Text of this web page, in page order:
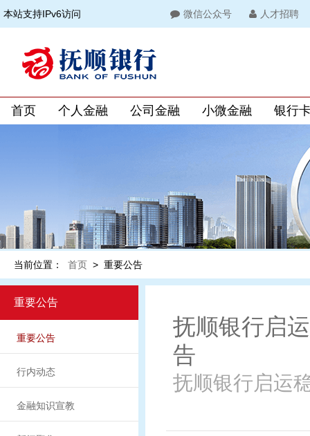
本站支持IPv6访问 微信公众号 人才招聘
首页 个人金融 公司金融 小微金融 银行
当前位置： 首页 > 重要公告
重要公告
重要公告
行内动态
金融知识宣教
抚顺银行启
告
抚顺银行启运